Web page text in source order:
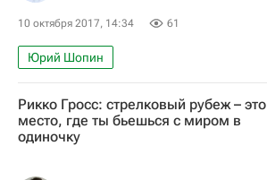
10 октября 2017, 14:34 61
Юрий Шопин
Блог редакции РИА Новости Спорт
Биатлон
Спорт
Лыжные виды
Матвей Елисеев
Рикко Гросс: стрелковый рубеж – это
место, где ты бьешься с миром в
одиночку